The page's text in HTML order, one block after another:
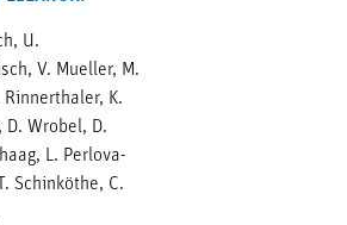
U.
V. Mueller, M.
K.
Wrobel, D.
L. Perlova-
Schinköthe, C.